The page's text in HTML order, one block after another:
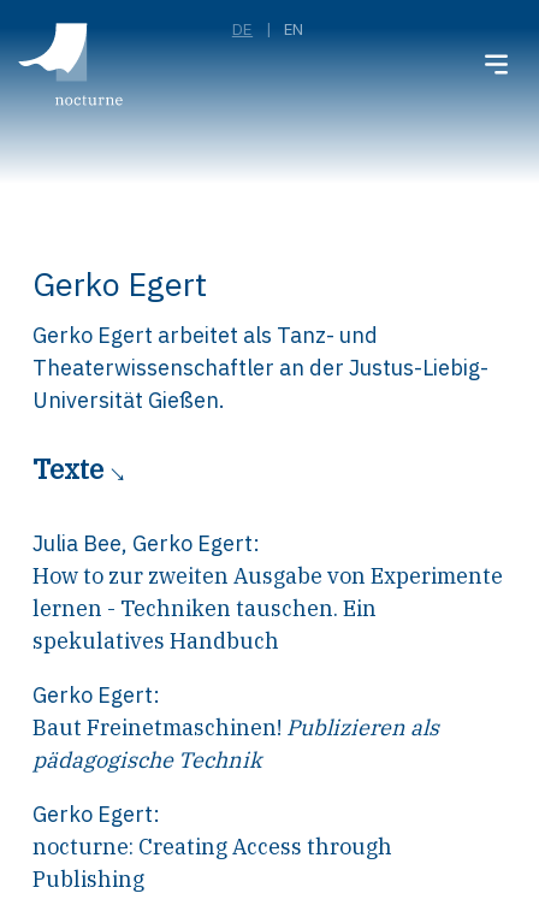
DE EN
Gerko Egert
Gerko Egert arbeitet als Tanz- und
Theaterwissenschaftler an der Justus-Liebig-
Universität Gießen.
Texte
Julia Bee, Gerko Egert:
How to zur zweiten Ausgabe von Experimente
lernen - Techniken tauschen. Ein
spekulatives Handbuch
Gerko Egert:
Baut Freinetmaschinen! Publizieren als
pädagogische Technik
Gerko Egert:
nocturne: Creating Access through
Publishing